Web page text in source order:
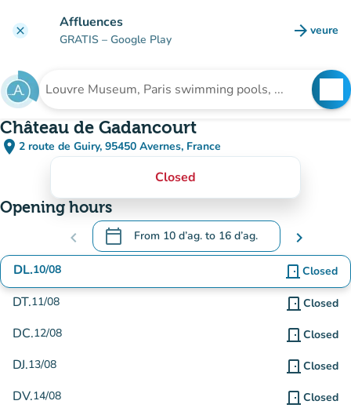
clear Affluences
GRATIS – Google Play arrow_forward veure
(new
Search for an institution
Château de Gadancourt
place 2 route de Guiry, 95450 Avernes, France
(open in Google Maps)
(new tab)
Closed
Opening hours
chevron_left calendar_today From 10 d’ag. to 16 d’ag.
.Open the calendar to change dates
chevron_right
DL.10/08 door_front Closed
DT.11/08 door_front Closed
DC.12/08 door_front Closed
DJ.13/08 door_front Closed
DV.14/08 door_front Closed